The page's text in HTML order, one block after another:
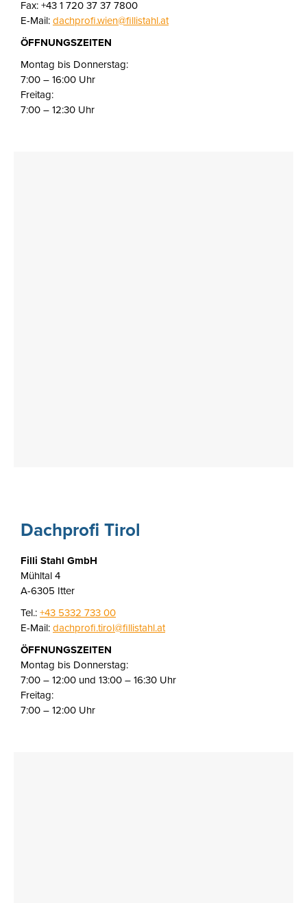
Fax: +43 1 720 37 37 7800
E-Mail:dachprofi.wien@fillistahl.at
ÖFFNUNGSZEITEN
Montag bis Donnerstag:
7:00 – 16:00 Uhr
Freitag:
7:00 – 12:30 Uhr
Dachprofi Tirol
Filli Stahl GmbH
Mühltal 4
A-6305 Itter
Tel.:+43 5332 733 00
E-Mail:dachprofi.tirol@fillistahl.at
ÖFFNUNGSZEITEN
Montag bis Donnerstag:
7:00 – 12:00 und 13:00 – 16:30 Uhr
Freitag:
7:00 – 12:00 Uhr